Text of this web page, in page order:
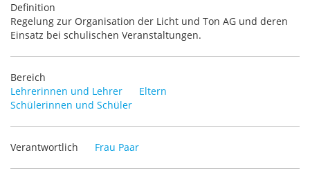
Definition
Regelung zur Organisation der Licht und Ton AG und deren
Einsatz bei schulischen Veranstaltungen.
Bereich
Lehrerinnen und Lehrer
Eltern
Schülerinnen und Schüler
Verantwortlich Frau Paar